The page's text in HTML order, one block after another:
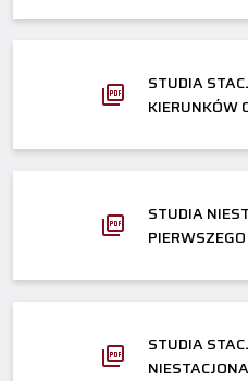
STUDIA
KIERUNKÓW
STUDIA
STUDIA STACJONARNE I